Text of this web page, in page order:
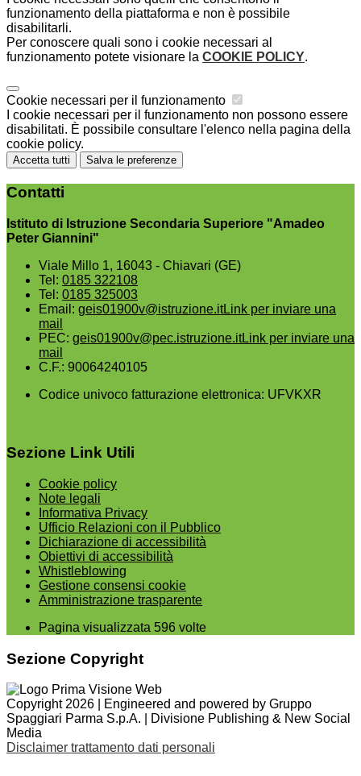
funzionamento della piattaforma e non è possibile
disabilitarli.
Per conoscere quali sono i cookie necessari al
funzionamento potete visionare la COOKIE POLICY.
Cookie necessari per il funzionamento
I cookie necessari per il funzionamento non possono essere
disabilitati. È possibile consultare l'elenco nella pagina della
cookie policy.
Accetta tutti Salva le preferenze
Contatti
Istituto di Istruzione Secondaria Superiore "Amadeo
Peter Giannini"
Viale Millo 1, 16043 - Chiavari (GE)
Tel: 0185 322108
Tel: 0185 325003
Email: geis01900v@istruzione.itLink per inviare una
mail
PEC: geis01900v@pec.istruzione.itLink per inviare una
mail
C.F.: 90064240105
Codice univoco fatturazione elettronica: UFVKXR
Sezione Link Utili
Cookie policy
Note legali
Informativa Privacy
Ufficio Relazioni con il Pubblico
Dichiarazione di accessibilità
Obiettivi di accessibilità
Whistleblowing
Gestione consensi cookie
Amministrazione trasparente
Pagina visualizzata 596 volte
Sezione Copyright
Copyright 2026 | Engineered and powered by Gruppo
Spaggiari Parma S.p.A. | Divisione Publishing & New Social
Media
Disclaimer trattamento dati personali